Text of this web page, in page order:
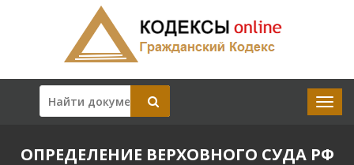
ОПРЕДЕЛЕНИЕ ВЕРХОВНОГО СУДА РФ